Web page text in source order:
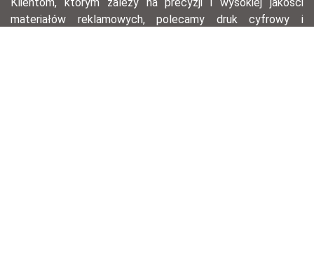
Klientom, którym zależy na precyzji i wysokiej jakości
materiałów reklamowych, polecamy druk cyfrowy i